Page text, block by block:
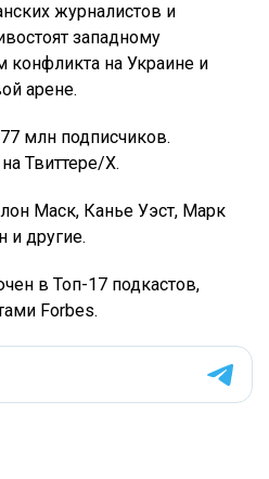
журналистов и
западному
конфликта на Украине и
арене.
млн подписчиков.
Твиттере/X.
Маск, Канье Уэст, Марк
и другие.
в Топ-17 подкастов,
Forbes.